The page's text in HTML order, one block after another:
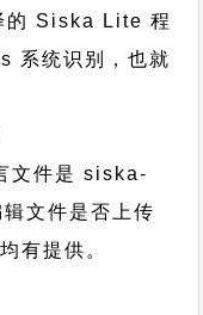
的 Siska Lite 程
系统识别，也就
文件是 siska-
文件是否上传
有提供。